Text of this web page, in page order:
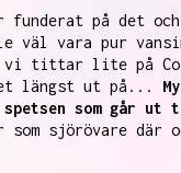
funderat på det
väl vara pur
vi tittar lite på
längst ut på...
som går ut
som sjörövare där